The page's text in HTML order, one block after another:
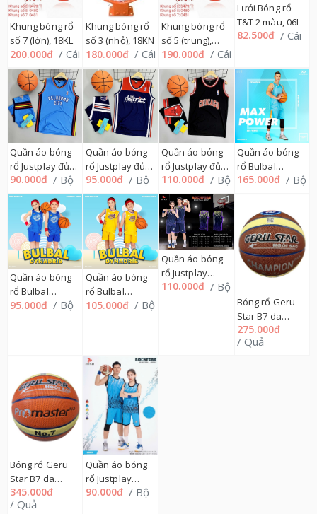
Khung bóng rổ
số 7 (lớn), 18KL
200.000đ / Cái
Khung bóng rổ
số 3 (nhỏ), 18KN
180.000đ / Cái
Khung bóng rổ
số 5 (trung),
18KT
190.000đ / Cái
Lưới Bóng rổ
T&T 2 màu, 06L
82.500đ / Cái
Quần áo bóng
rổ Justplay đủ
mẫu, 1=>9 nhí
164QA (Bulls,
Chicago,
District,
Oklahoma...)
90.000đ / Bộ
Quần áo bóng
rổ Justplay đủ
mẫu, 11=>15 nhí
164QA (Bulls,
Chicago,
District,
Oklahoma...)
95.000đ / Bộ
Quần áo bóng
rổ Justplay đủ
mẫu, S=>2XL
164QA (Bulls,
Chicago,
District,
Oklahoma...)
110.000đ / Bộ
Quần áo bóng
rổ Bulbal
DYNADRIB
POWER, M=>2XL
169QA
165.000đ / Bộ
Quần áo bóng
rổ Bulbal
DYNADRIB
95.000đ / Bộ
Quần áo bóng
rổ Bulbal
DYNADRIB
105.000đ / Bộ
Quần áo bóng
rổ Justplay
ROCKFIRE,
110.000đ / Bộ
Bóng rổ Geru
Star B7 da
Champion Plus
2 màu số 7,
275.000đ
/ Quả
Bóng rổ Geru
Star B7 da
Promaster Plus
2 màu số 7,
345.000đ
/ Quả
Quần áo bóng
rổ Justplay
ROCKFIRE, 1=>9
90.000đ / Bộ